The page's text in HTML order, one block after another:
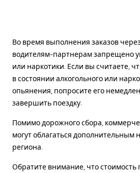
Во время выполнения заказов
водителям-партнерам запрещено
или наркотики. Если вы считаете,
в состоянии алкогольного или
опьянения, попросите его
завершить поездку.
Помимо дорожного сбора,
могут облагаться дополнительным
региона.
Обратите внимание, что стоимость